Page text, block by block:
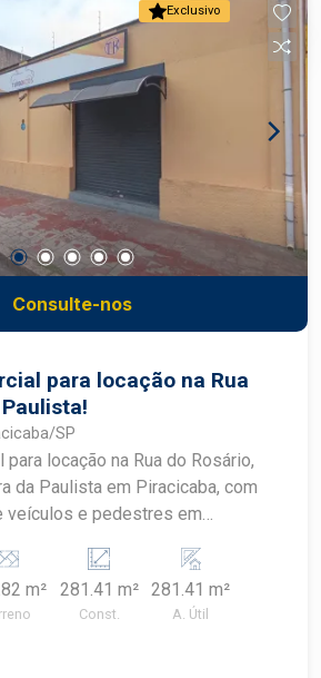
Exclusivo
Consulte-nos
para locação na Rua
SP
para locação na Rua do Rosário,
da Paulista em Piracicaba, com
veículos e pedestres em
281,41 m² de construção,
principal e estoque no fundo.
m² 281.41 m²
Const.
281.41 m²
A. Útil